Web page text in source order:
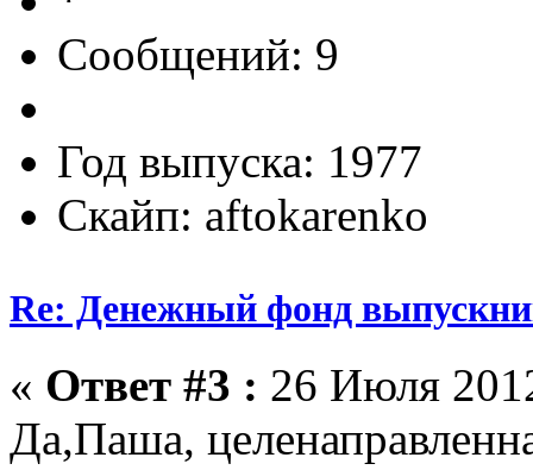
Сообщений: 9
Год выпуска: 1977
Скайп: aftokarenko
Re: Денежный фонд
« Ответ #3 : 26 Июля
Да,Паша,